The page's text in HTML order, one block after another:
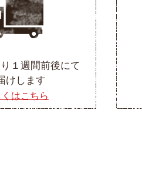
１週間前後にて
けします
はこちら